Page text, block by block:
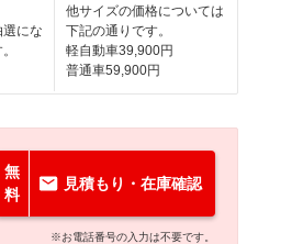
にな
他サイズの価格については
下記の通りです。
軽自動車39,900円
普通車59,900円
無
料
見積もり・在庫確認
※お電話番号の入力は不要です。